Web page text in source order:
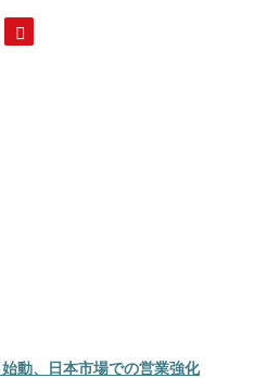
動、日本市場での営業強化